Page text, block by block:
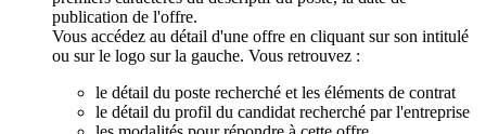
publication de l'offre.
Vous accédez au détail d'une offre en cliquant sur son intitulé
ou sur le logo sur la gauche. Vous retrouvez :
le détail du poste recherché et les éléments de contrat
le détail du profil du candidat recherché par l'entreprise